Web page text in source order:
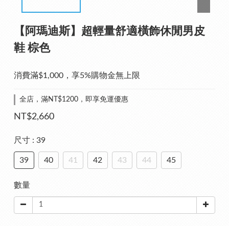
【阿瑪迪斯】超輕量舒適橫飾休閒男皮
鞋 棕色
消費滿$1,000，享5%購物金無上限
全店，滿NT$1200，即享免運優惠
NT$2,660
尺寸 : 39
39 40 41 42 43 44 45
數量